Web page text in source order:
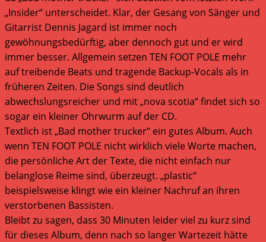
„Insider“ unterscheidet. Klar, der Gesang von Sänger und
Gitarrist Dennis Jagard ist immer noch
gewöhnungsbedürftig, aber dennoch gut und er wird
immer besser. Allgemein setzen TEN FOOT POLE mehr
auf treibende Beats und tragende Backup-Vocals als in
früheren Zeiten. Die Songs sind deutlich
abwechslungsreicher und mit „nova scotia“ findet sich so
sogar ein kleiner Ohrwurm auf der CD.
Textlich ist „Bad mother trucker“ ein gutes Album. Auch
wenn TEN FOOT POLE nicht wirklich viele Worte machen,
die persönliche Art der Texte, die nicht einfach nur
belanglose Reime sind, überzeugt. „plastic“
beispielsweise klingt wie ein kleiner Nachruf an ihren
verstorbenen Bassisten.
Bleibt zu sagen, dass 30 Minuten leider viel zu kurz sind
für dieses Album, denn nach so langer Wartezeit hätte